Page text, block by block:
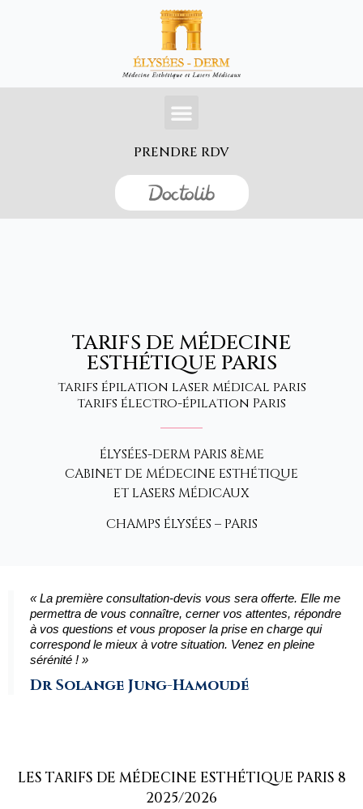
PRENDRE RDV
TARIFS DE MÉDECINE
ESTHÉTIQUE PARIS
tarifs épilation laser médical paris
tarifs électro-épilation Paris
ÉLYSÉES-DERM PARIS 8ÈME
CABINET DE MÉDECINE ESTHÉTIQUE
ET LASERS MÉDICAUX
CHAMPS ÉLYSÉES – PARIS
« La première consultation-devis vous sera offerte. Elle me
permettra de vous connaître, cerner vos attentes, répondre
à vos questions et vous proposer la prise en charge qui
correspond le mieux à votre situation. Venez en pleine
sérénité ! »
Dr Solange Jung-Hamoudé
LES TARIFS DE MÉDECINE ESTHÉTIQUE PARIS 8
2025/2026